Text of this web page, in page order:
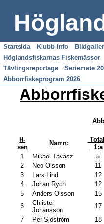
Startsida Klubb Info
Höglandsfiskarnas Fiskemässor
Tävlingsreportage
Seriemete
Abborrfiskeprogram 2026
H-
sen
Namn:
1:a
1
Mikael Tavasz 5
2
Neo Olsson 11
3
Lars Lind 12
4
Johan Rydh 12
5
Anders Olsson 15
6
Christer
Johansson
17
7
Per Sjöström 18